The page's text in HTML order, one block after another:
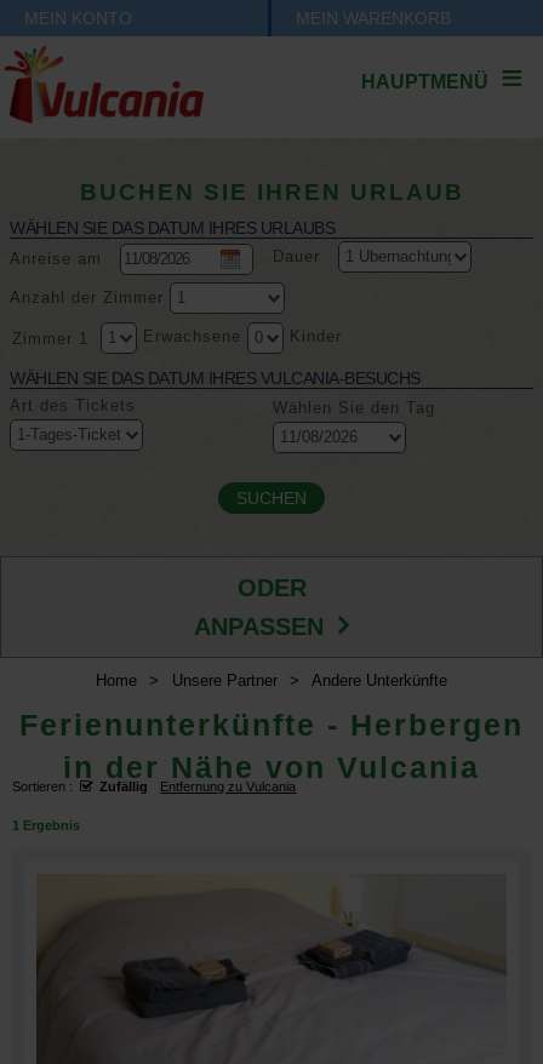
MEIN KONTO MEIN WARENKORB
HAUPTMENÜ
BUCHEN SIE IHREN URLAUB
WÄHLEN SIE DAS DATUM IHRES URLAUBS
Anreise am Dauer
Anzahl der Zimmer
Zimmer 1 Erwachsene Kinder
WÄHLEN SIE DAS DATUM IHRES VULCANIA-BESUCHS
Art des Tickets Wählen Sie den Tag
ODER
ANPASSEN
Home > Unsere Partner > Andere Unterkünfte
Ferienunterkünfte - Herbergen
in der Nähe von Vulcania
1 Ergebnis
Sortieren : Zufällig Entfernung zu Vulcania